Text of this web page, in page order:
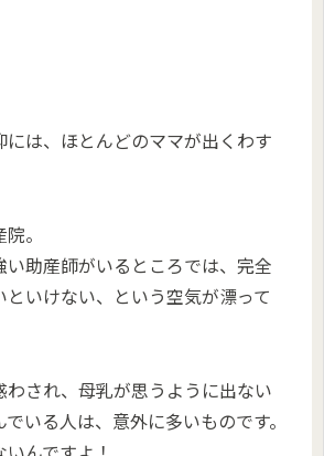
には、ほとんどのママが出くわす
。
い助産師がいるところでは、完全
いけない、という空気が漂って
され、母乳が思うように出ない
いる人は、意外に多いものです。